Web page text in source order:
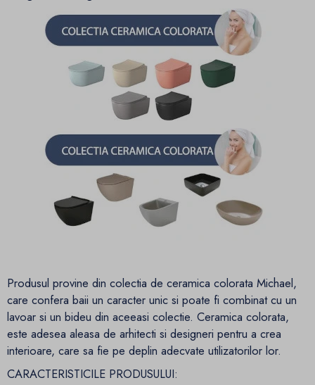
Produsul provine din colectia de ceramica colorata Michael,
care confera baii un caracter unic si poate fi combinat cu un
lavoar si un bideu din aceeasi colectie. Ceramica colorata,
este adesea aleasa de arhitecti si designeri pentru a crea
interioare, care sa fie pe deplin adecvate utilizatorilor lor.
CARACTERISTICILE PRODUSULUI: